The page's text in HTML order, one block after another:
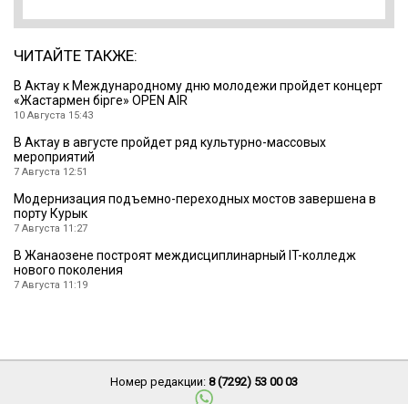
ЧИТАЙТЕ ТАКЖЕ:
В Актау к Международному дню молодежи пройдет концерт
«Жастармен бірге» OPEN AIR
10 Августа 15:43
В Актау в августе пройдет ряд культурно-массовых
мероприятий
7 Августа 12:51
Модернизация подъемно-переходных мостов завершена в
порту Курык
7 Августа 11:27
В Жанаозене построят междисциплинарный IT-колледж
нового поколения
7 Августа 11:19
Номер редакции: 8 (7292) 53 00 03